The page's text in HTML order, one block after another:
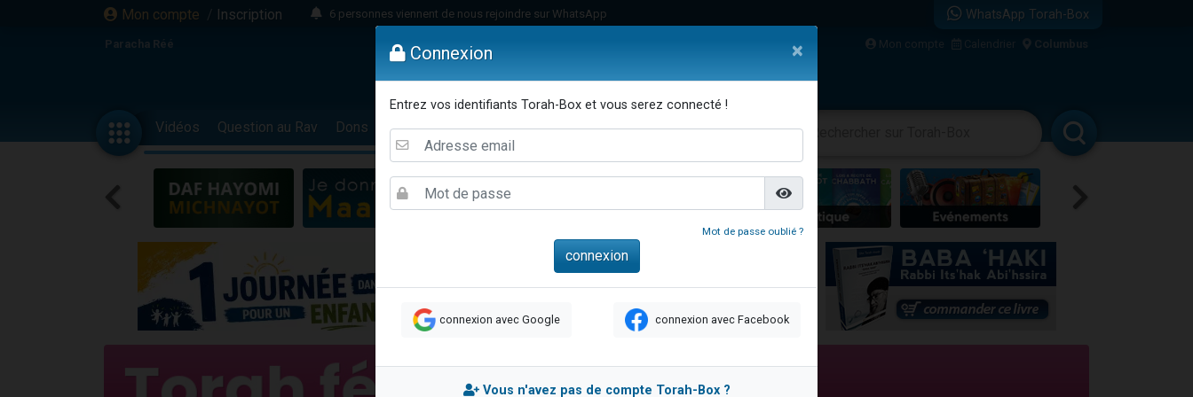
Mon compte / Inscription
6 personnes viennent de nous rejoindre sur WhatsApp
4 personnes viennent de faire un don pour Reloger Rivka, 6 enfants, victime de violences...
4 personnes viennent de nous rejoindre sur WhatsApp
Il reste 49 places pour étudier en groupe sur Zoom
23 personnes viennent de faire un don pour Diane, 80 ans, dans un appartement insalubre
Eva vient de donner son Maasser
4 personnes viennent de nous rejoindre sur WhatsApp
3 personnes viennent de nous rejoindre sur WhatsApp
3 personnes viennent de faire un don pour 5 jours de vacances aux Orphelins
Odaya vient de donner son Maasser
13 personnes viennent de demander une bénédiction
2 personnes viennent de nous rejoindre sur WhatsApp
30 personnes viennent de faire un don pour Sauvez la jambe de Yohan
WhatsApp Torah-Box
Paracha Réé Mon compte Calendrier Columbus
Vidéos Question au Rav Dons Femmes Enfants Etude sur Texte Musique Paracha Divertissements
Connexion ×
Entrez vos identifiants Torah-Box et vous serez connecté !
Mot de passe oublié ?
connexion avec Google connexion avec Facebook
Vous n'avez pas de compte Torah-Box ?